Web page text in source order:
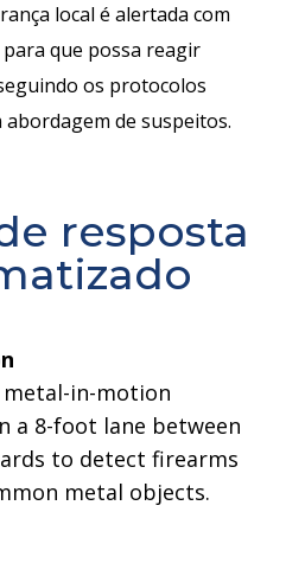
local é alertada com
que possa reagir
os protocolos
de suspeitos.
resposta
metal-in-motion
a 8-foot lane between
to detect firearms
metal objects.